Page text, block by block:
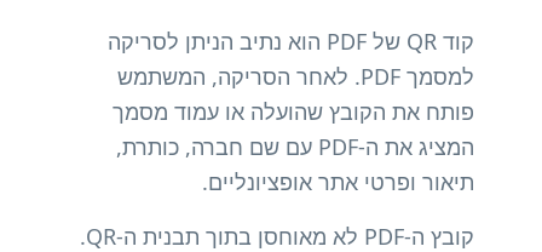
קוד QR של PDF הוא נתיב הניתן לסריקה
למסמך PDF. לאחר הסריקה, המשתמש
פותח את הקובץ שהועלה או עמוד מסמך
המציג את ה-PDF עם שם חברה, כותרת,
תיאור ופרטי אתר אופציונליים.
קובץ ה-PDF לא מאוחסן בתוך תבנית ה-QR.